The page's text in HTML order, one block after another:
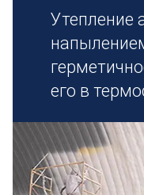
Утепление
его в